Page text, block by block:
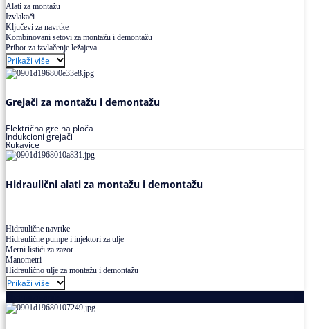
Alati za montažu
Izvlakači
Ključevi za navrtke
Kombinovani setovi za montažu i demontažu
Pribor za izvlačenje ležajeva
Prikaži više
Grejači za montažu i demontažu
Električna grejna ploča
Indukcioni grejači
Rukavice
Hidraulični alati za montažu i demontažu
Hidraulične navrtke
Hidraulične pumpe i injektori za ulje
Merni listići za zazor
Manometri
Hidraulično ulje za montažu i demontažu
Prikaži više